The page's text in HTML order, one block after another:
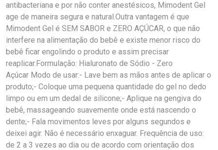
antibacteriana e por não conter anestésicos, Mimodent Gel
age de maneira segura e natural.Outra vantagem é que
Mimodent Gel é SEM SABOR e ZERO AÇÚCAR, o que não
interfere na alimentação do bebê e existe menor risco do
bebê ficar engolindo o produto e assim precisar
reaplicar.Formulação: Hialuronato de Sódio - Zero
Açúcar Modo de usar:- Lave bem as mãos antes de aplicar o
produto;- Coloque uma pequena quantidade do gel no dedo
limpo ou em um dedal de silicone;- Aplique na gengiva do
bebê, massageando suavemente onde está nascendo o
dente;- Fala movimentos leves por alguns segundos e
deixei agir. Não é necessário enxaguar. Frequência de uso:
de 2 a 3 vezes ao dia ou de acordo com orientação dos